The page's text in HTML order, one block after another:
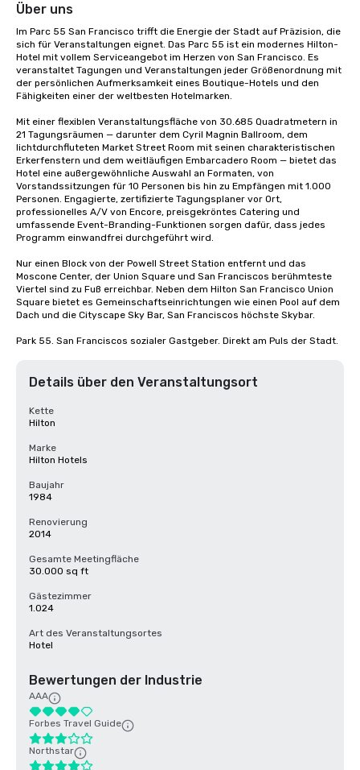
Über uns
Im Parc 55 San Francisco trifft die Energie der Stadt auf Präzision, die
sich für Veranstaltungen eignet. Das Parc 55 ist ein modernes Hilton-
Hotel mit vollem Serviceangebot im Herzen von San Francisco. Es
veranstaltet Tagungen und Veranstaltungen jeder Größenordnung mit
der persönlichen Aufmerksamkeit eines Boutique-Hotels und den
Fähigkeiten einer der weltbesten Hotelmarken.
Mit einer flexiblen Veranstaltungsfläche von 30.685 Quadratmetern in
21 Tagungsräumen — darunter dem Cyril Magnin Ballroom, dem
lichtdurchfluteten Market Street Room mit seinen charakteristischen
Erkerfenstern und dem weitläufigen Embarcadero Room — bietet das
Hotel eine außergewöhnliche Auswahl an Formaten, von
Vorstandssitzungen für 10 Personen bis hin zu Empfängen mit 1.000
Personen. Engagierte, zertifizierte Tagungsplaner vor Ort,
professionelles A/V von Encore, preisgekröntes Catering und
umfassende Event-Branding-Funktionen sorgen dafür, dass jedes
Programm einwandfrei durchgeführt wird.
Nur einen Block von der Powell Street Station entfernt und das
Moscone Center, der Union Square und San Franciscos berühmteste
Viertel sind zu Fuß erreichbar. Neben dem Hilton San Francisco Union
Square bietet es Gemeinschaftseinrichtungen wie einen Pool auf dem
Dach und die Cityscape Sky Bar, San Franciscos höchste Skybar.
Park 55. San Franciscos sozialer Gastgeber. Direkt am Puls der Stadt.
Details über den Veranstaltungsort
Kette
Hilton
Marke
Hilton Hotels
Baujahr
1984
Renovierung
2014
Gesamte Meetingfläche
30.000 sq ft
Gästezimmer
1.024
Art des Veranstaltungsortes
Hotel
Bewertungen der Industrie
AAA
Forbes Travel Guide
Northstar